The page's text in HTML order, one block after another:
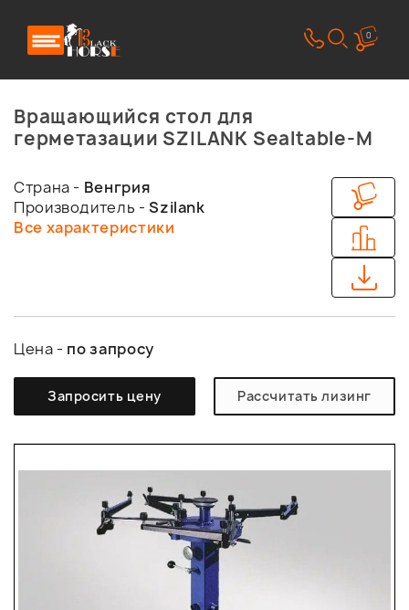
0
Вращающийся стол для
герметазации SZILANK Sealtable-M
Страна - Венгрия
Производитель -Szilank
Все характеристики
Цена - по запросу
Запросить цену Рассчитать лизинг